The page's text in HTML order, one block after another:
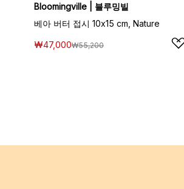
Bloomingville | 블루밍빌
베아 버터 접시 10x15 cm, Nature
₩47,000₩55,200